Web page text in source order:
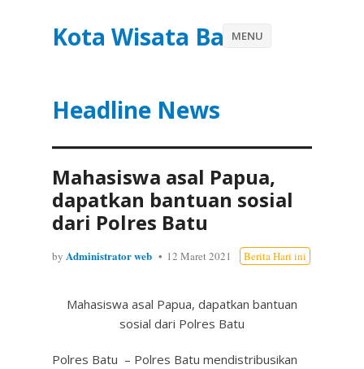
Kota Wisata Batu
Headline News
MENU
Mahasiswa asal Papua,
dapatkan bantuan sosial
dari Polres Batu
by Administrator web 12 Maret 2021 Berita Hari ini
Mahasiswa asal Papua, dapatkan bantuan
sosial dari Polres Batu
Polres Batu – Polres Batu mendistribusikan